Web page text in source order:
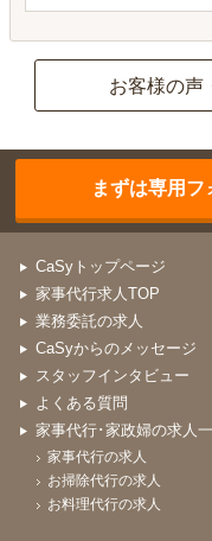
お客様の声
まずは専用
CaSyトップページ
家事代行求人TOP
業務委託の求人
CaSyからのメッセージ
スタッフインタビュー
よくある質問
家事代行･家政婦の求人
家事代行の求人
お掃除代行の求人
お料理代行の求人